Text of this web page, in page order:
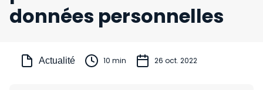
données personnelles
Actualité 10 min 26 oct. 2022